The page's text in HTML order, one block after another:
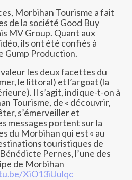
Morbihan Tourisme a fait
de la société Good Buy
MV Group. Quant aux
ils ont été confiés à
Gump Production.
les deux facettes du
le littoral) et l’argoat (la
Il s’agit, indique-t-on à
Tourisme, de « découvrir,
s’émerveiller et
messages portent sur la
du Morbihan qui est « au
touristiques de
Pernes, l’une des
de Morbihan
XiO13iUulqc